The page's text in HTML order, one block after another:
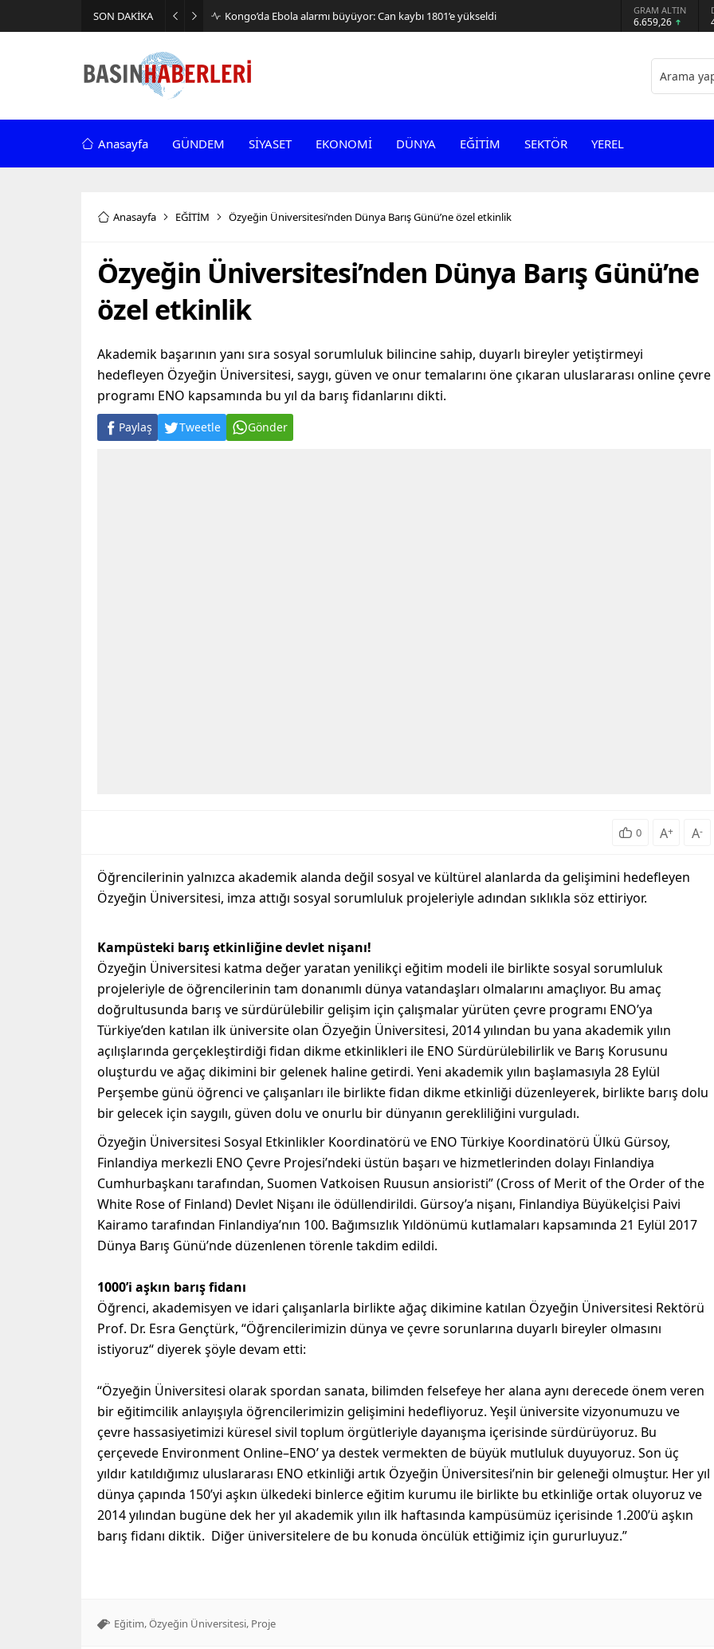
SON DAKİKA Kongo’da Ebola alarmı büyüyor: Can kaybı 1801’e yükseldi GRAM ALTIN
6.659,26
Anasayfa GÜNDEM SİYASET EKONOMİ DÜNYA EĞİTİM SEKTÖR YEREL
Anasayfa EĞİTİM Özyeğin Üniversitesi’nden Dünya Barış Günü’ne özel etkinlik
Özyeğin Üniversitesi’nden Dünya Barış Günü’ne
özel etkinlik
Akademik başarının yanı sıra sosyal sorumluluk bilincine sahip, duyarlı bireyler yetiştirmeyi
hedefleyen Özyeğin Üniversitesi, saygı, güven ve onur temalarını öne çıkaran uluslararası online çevre
programı ENO kapsamında bu yıl da barış fidanlarını dikti.
Paylaş Tweetle Gönder
0 A+ A-
Öğrencilerinin yalnızca akademik alanda değil sosyal ve kültürel alanlarda da gelişimini hedefleyen
Özyeğin Üniversitesi, imza attığı sosyal sorumluluk projeleriyle adından sıklıkla söz ettiriyor.
Kampüsteki barış etkinliğine devlet nişanı!
Özyeğin Üniversitesi katma değer yaratan yenilikçi eğitim modeli ile birlikte sosyal sorumluluk
projeleriyle de öğrencilerinin tam donanımlı dünya vatandaşları olmalarını amaçlıyor. Bu amaç
doğrultusunda barış ve sürdürülebilir gelişim için çalışmalar yürüten çevre programı ENO’ya
Türkiye’den katılan ilk üniversite olan Özyeğin Üniversitesi, 2014 yılından bu yana akademik yılın
açılışlarında gerçekleştirdiği fidan dikme etkinlikleri ile ENO Sürdürülebilirlik ve Barış Korusunu
oluşturdu ve ağaç dikimini bir gelenek haline getirdi. Yeni akademik yılın başlamasıyla 28 Eylül
Perşembe günü öğrenci ve çalışanları ile birlikte fidan dikme etkinliği düzenleyerek, birlikte barış dolu
bir gelecek için saygılı, güven dolu ve onurlu bir dünyanın gerekliliğini vurguladı.
Özyeğin Üniversitesi Sosyal Etkinlikler Koordinatörü ve ENO Türkiye Koordinatörü Ülkü Gürsoy,
Finlandiya merkezli ENO Çevre Projesi’ndeki üstün başarı ve hizmetlerinden dolayı Finlandiya
Cumhurbaşkanı tarafından, Suomen Vatkoisen Ruusun ansioristi” (Cross of Merit of the Order of the
White Rose of Finland) Devlet Nişanı ile ödüllendirildi. Gürsoy’a nişanı, Finlandiya Büyükelçisi Paivi
Kairamo tarafından Finlandiya’nın 100. Bağımsızlık Yıldönümü kutlamaları kapsamında 21 Eylül 2017
Dünya Barış Günü’nde düzenlenen törenle takdim edildi.
1000’i aşkın barış fidanı
Öğrenci, akademisyen ve idari çalışanlarla birlikte ağaç dikimine katılan Özyeğin Üniversitesi Rektörü
Prof. Dr. Esra Gençtürk, “Öğrencilerimizin dünya ve çevre sorunlarına duyarlı bireyler olmasını
istiyoruz“ diyerek şöyle devam etti:
“Özyeğin Üniversitesi olarak spordan sanata, bilimden felsefeye her alana aynı derecede önem veren
bir eğitimcilik anlayışıyla öğrencilerimizin gelişimini hedefliyoruz. Yeşil üniversite vizyonumuzu ve
çevre hassasiyetimizi küresel sivil toplum örgütleriyle dayanışma içerisinde sürdürüyoruz. Bu
çerçevede Environment Online–ENO’ ya destek vermekten de büyük mutluluk duyuyoruz. Son üç
yıldır katıldığımız uluslararası ENO etkinliği artık Özyeğin Üniversitesi’nin bir geleneği olmuştur. Her yıl
dünya çapında 150’yi aşkın ülkedeki binlerce eğitim kurumu ile birlikte bu etkinliğe ortak oluyoruz ve
2014 yılından bugüne dek her yıl akademik yılın ilk haftasında kampüsümüz içerisinde 1.200’ü aşkın
barış fidanı diktik. Diğer üniversitelere de bu konuda öncülük ettiğimiz için gururluyuz.”
Eğitim,Özyeğin Üniversitesi, Proje